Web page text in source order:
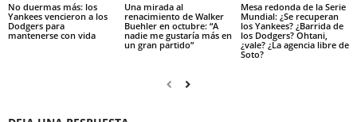
No duermas más: los
Yankees vencieron a los
Dodgers para
mantenerse con vida
Una mirada al
renacimiento de Walker
Buehler en octubre: “A
nadie me gustaría más en
un gran partido”
Mesa redonda de la Serie
Mundial: ¿Se recuperan
los Yankees? ¿Barrida de
los Dodgers? Ohtani,
¿vale? ¿La agencia libre de
Soto?